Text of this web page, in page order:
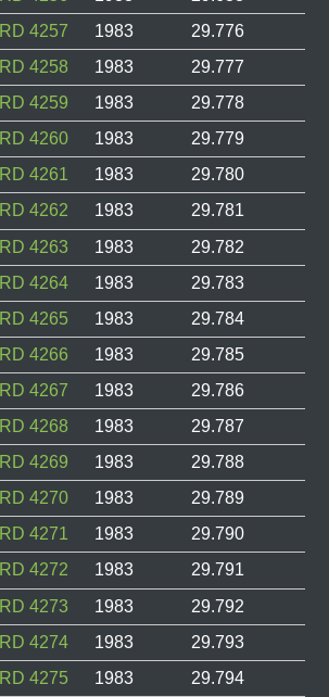
4257
1983
29.776
4258
1983
29.777
4259
1983
29.778
4260
1983
29.779
4261
1983
29.780
4262
1983
29.781
4263
1983
29.782
4264
1983
29.783
4265
1983
29.784
4266
1983
29.785
4267
1983
29.786
4268
1983
29.787
4269
1983
29.788
4270
1983
29.789
4271
1983
29.790
4272
1983
29.791
4273
1983
29.792
4274
1983
29.793
4275
1983
29.794